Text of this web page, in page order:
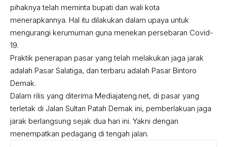
pihaknya telah meminta bupati dan wali kota
menerapkannya. Hal itu dilakukan dalam upaya untuk
mengurangi kerumuman guna menekan persebaran Covid-
19.
Praktik penerapan pasar yang telah melakukan jaga jarak
adalah Pasar Salatiga, dan terbaru adalah Pasar Bintoro
Demak.
Dalam rilis yang diterima Mediajateng.net, di pasar yang
terletak di Jalan Sultan Patah Demak ini, pemberlakuan jaga
jarak berlangsung sejak dua hari ini. Yakni dengan
menempatkan pedagang di tengah jalan.